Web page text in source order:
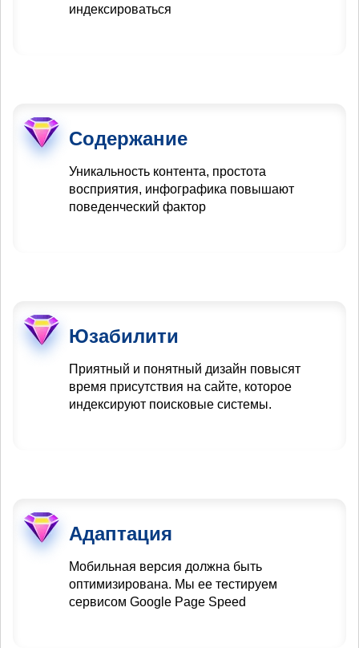
индексироваться
Содержание
Уникальность контента, простота
восприятия, инфографика повышают
поведенческий фактор
Юзабилити
Приятный и понятный дизайн повысят
время присутствия на сайте, которое
индексируют поисковые системы.
Адаптация
Мобильная версия должна быть
оптимизирована. Мы ее тестируем
сервисом Google Page Speed